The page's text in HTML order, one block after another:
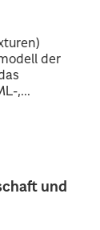
und
der
,...